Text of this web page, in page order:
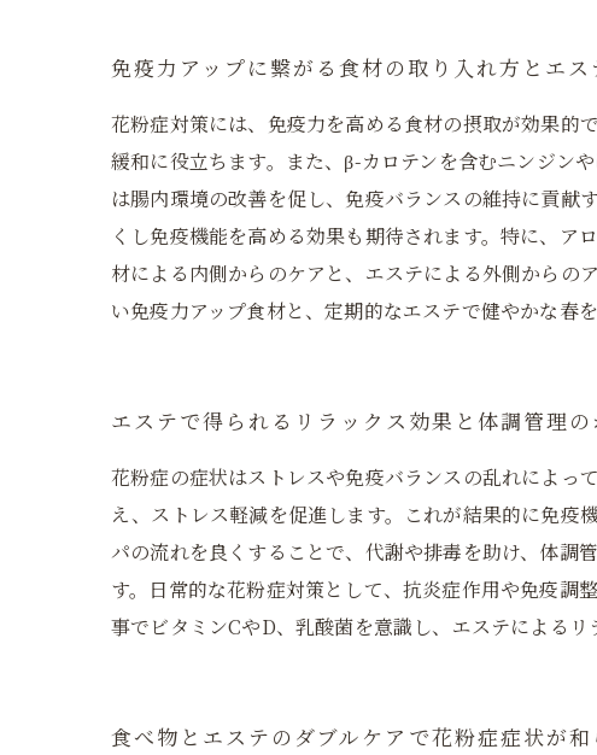
免疫力アップに繋がる食材の取り入れ方とエス
花粉症対策には、免疫力を高める食材の摂取が効果的
緩和に役立ちます。また、β-カロテンを含むニンジン
は腸内環境の改善を促し、免疫バランスの維持に貢献
くし免疫機能を高める効果も期待されます。特に、
材による内側からのケアと、エステによる外側からの
い免疫力アップ食材と、定期的なエステで健やかな春を
エステで得られるリラックス効果と体調管理の
花粉症の症状はストレスや免疫バランスの乱れによっ
え、ストレス軽減を促進します。これが結果的に免疫
パの流れを良くすることで、代謝や排毒を助け、体調
す。日常的な花粉症対策として、抗炎症作用や免疫調
事でビタミンCやD、乳酸菌を意識し、エステによる
食べ物とエステのダブルケアで花粉症症状が